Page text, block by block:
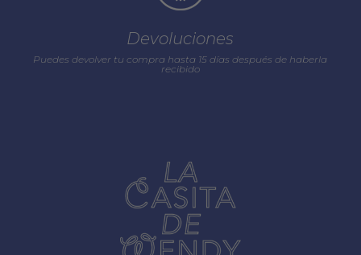
Devoluciones
Puedes devolver tu compra hasta 15 días después de haberla
recibido